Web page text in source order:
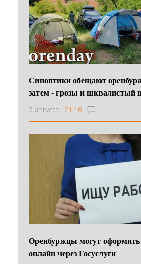
Синоптики обещают
затем - грозы и шквалистый
7 августа 21:16
Оренбуржцы могут оформить
онлайн через Госуслуги